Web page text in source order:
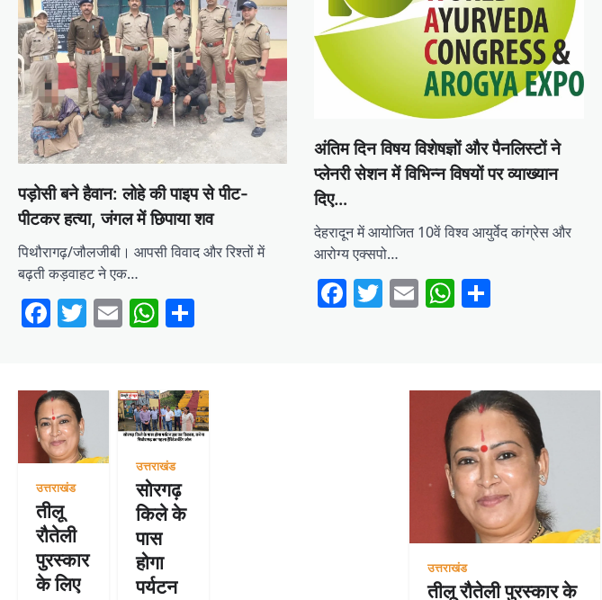
पड़ोसी बने हैवान: लोहे की पाइप से पीट-
पीटकर हत्या, जंगल में छिपाया शव
पिथौरागढ़/जौलजीबी। आपसी विवाद और रिश्तों में
बढ़ती कड़वाहट ने एक…
Facebook
Twitter
EmailWhatsApp
अंतिम दिन विषय विशेषज्ञों और पैनलिस्टों ने
प्लेनरी सेशन में विभिन्न विषयों पर व्याख्यान
दिए…
देहरादून में आयोजित 10वें विश्व आयुर्वेद कांग्रेस और
आरोग्य एक्सपो…
Facebook
Twitter
EmailWhatsApp
उत्तराखंड
तीलू
रौतेली
पुरस्कार
के लिए
उत्तराखंड
सोरगढ़
किले के
पास
होगा
पर्यटन
उत्तराखंड
तीलू रौतेली पुरस्कार के